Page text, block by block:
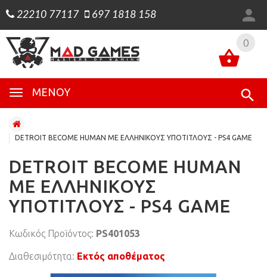
22210 77117 697 1818 158
0
ΜΕΝΟΎ
0
DETROIT BECOME HUMAN ΜΕ ΕΛΛΗΝΙΚΟΥΣ ΥΠΟΤΙΤΛΟΥΣ - PS4 GAME
DETROIT BECOME HUMAN
ΜΕ ΕΛΛΗΝΙΚΟΥΣ
ΥΠΟΤΙΤΛΟΥΣ - PS4 GAME
Κωδικός Προϊόντος: PS401053
Διαθεσιμότητα: Εκτός αποθέματος